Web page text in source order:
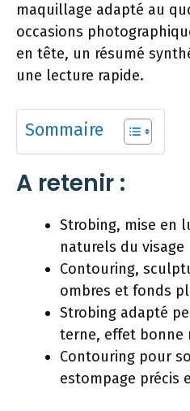
maquillage adapté au
occasions
en tête, un résumé
une lecture rapide.
Sommaire
A retenir :
Strobing, mise en
naturels du visage
Contouring,
ombres et fonds
Strobing adapté
terne, effet bonne
Contouring pour
estompage précis